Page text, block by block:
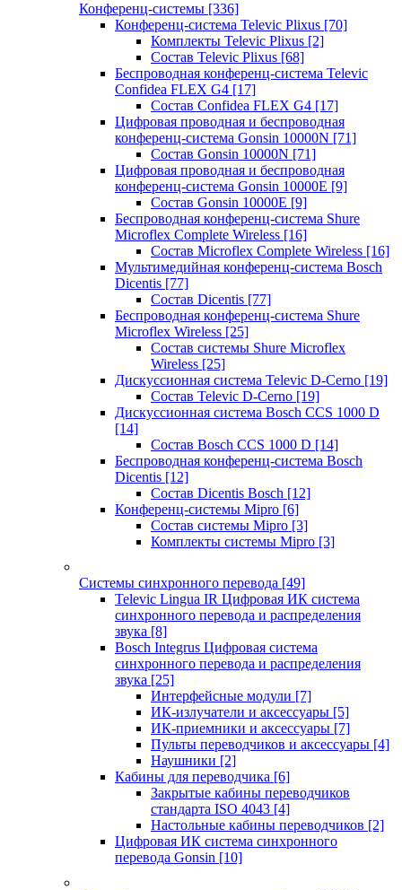
Конференц-системы [336]
Конференц-система Televic Plixus [70]
Комплекты Televic Plixus [2]
Состав Televic Plixus [68]
Беспроводная конференц-система Televic
Confidea FLEX G4 [17]
Состав Confidea FLEX G4 [17]
Цифровая проводная и беспроводная
конференц-система Gonsin 10000N [71]
Состав Gonsin 10000N [71]
Цифровая проводная и беспроводная
конференц-система Gonsin 10000E [9]
Состав Gonsin 10000E [9]
Беспроводная конференц-система Shure
Microflex Complete Wireless [16]
Состав Microflex Complete Wireless [16]
Мультимедийная конференц-система Bosch
Dicentis [77]
Состав Dicentis [77]
Беспроводная конференц-система Shure
Microflex Wireless [25]
Состав системы Shure Microflex
Wireless [25]
Дискуссионная система Televic D-Cerno [19]
Состав Televic D-Cerno [19]
Дискуссионная система Bosch CCS 1000 D
[14]
Состав Bosch CCS 1000 D [14]
Беспроводная конференц-система Bosch
Dicentis [12]
Состав Dicentis Bosch [12]
Конференц-системы Mipro [6]
Состав системы Mipro [3]
Комплекты системы Mipro [3]
Системы синхронного перевода [49]
Televic Lingua IR Цифровая ИК система
синхронного перевода и распределения
звука [8]
Bosch Integrus Цифровая система
синхронного перевода и распределения
звука [25]
Интерфейсные модули [7]
ИК-излучатели и аксессуары [5]
ИК-приемники и аксессуары [7]
Пульты переводчиков и аксессуары [4]
Наушники [2]
Кабины для переводчика [6]
Закрытые кабины переводчиков
стандарта ISO 4043 [4]
Настольные кабины переводчиков [2]
Цифровая ИК система синхронного
перевода Gonsin [10]